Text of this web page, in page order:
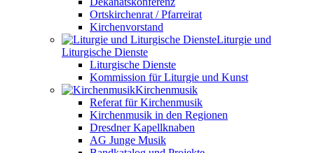
Ortskirchenrat / Pfarreirat
Kirchenvorstand
Liturgie und
Liturgische Dienste
Liturgische Dienste
Kommission für Liturgie und Kunst
Kirchenmusik
Referat für Kirchenmusik
Kirchenmusik in den Regionen
Dresdner Kapellknaben
AG Junge Musik